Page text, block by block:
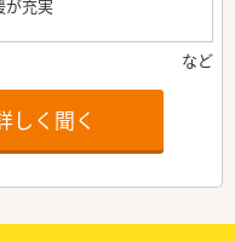
が充実
しく聞く